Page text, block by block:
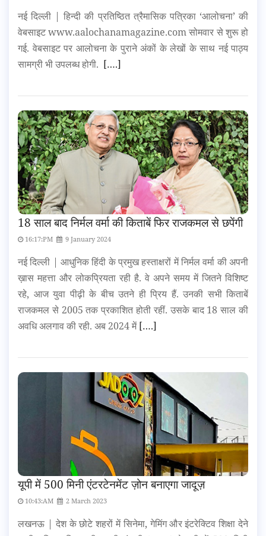
नई दिल्ली | हिन्दी की प्रतिष्ठित त्रैमासिक पत्रिका ‘आलोचना’ की
वेबसाइट www.aalochanamagazine.com सोमवार से शुरू हो
गई. वेबसाइट पर आलोचना के पुराने अंकों के लेखों के साथ नई पाठ्य
सामग्री भी उपलब्ध होगी. [….]
18 साल बाद निर्मल वर्मा की किताबें फिर राजकमल से छपेंगी
16:17:PM 9 January 2024
नई दिल्ली | आधुनिक हिंदी के प्रमुख हस्ताक्षरों में निर्मल वर्मा की अपनी
ख़ास महत्ता और लोकप्रियता रही है. वे अपने समय में जितने विशिष्ट
रहे, आज युवा पीढ़ी के बीच उतने ही प्रिय हैं. उनकी सभी किताबें
राजकमल से 2005 तक प्रकाशित होती रहीं. उसके बाद 18 साल की
अवधि अलगाव की रही. अब 2024 में[….]
यूपी में 500 मिनी एंटरटेनमेंट ज़ोन बनाएगा जादूज़
10:43:AM 2 March 2023
लखनऊ | देश के छोटे शहरों में सिनेमा, गेमिंग और इंटरेक्टिव शिक्षा देने